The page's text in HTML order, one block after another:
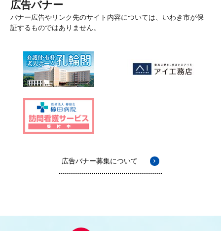
広告バナー
バナー広告やリンク先のサイト内容については、いわき市が保
証するものではありません。
広告バナー募集について